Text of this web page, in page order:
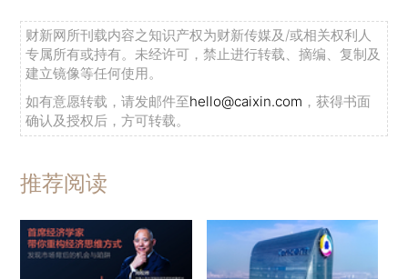
财新网所刊载内容之知识产权为财新传媒及/或相关权利人
专属所有或持有。未经许可，禁止进行转载、摘编、复制及
建立镜像等任何使用。
如有意愿转载，请发邮件至hello@caixin.com ，获得书面
确认及授权后，方可转载。
推荐阅读